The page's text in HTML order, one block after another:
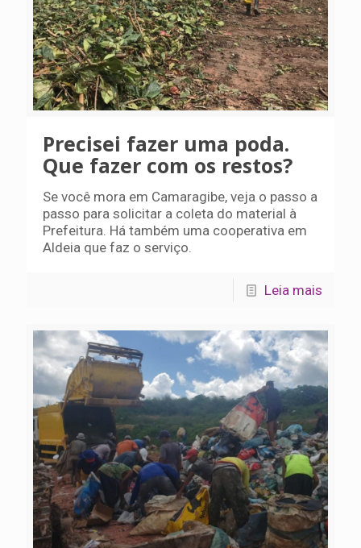
Precisei fazer uma poda.
Que fazer com os restos?
Se você mora em Camaragibe, veja o passo a
passo para solicitar a coleta do material à
Prefeitura. Há também uma cooperativa em
Aldeia que faz o serviço.
Leia mais